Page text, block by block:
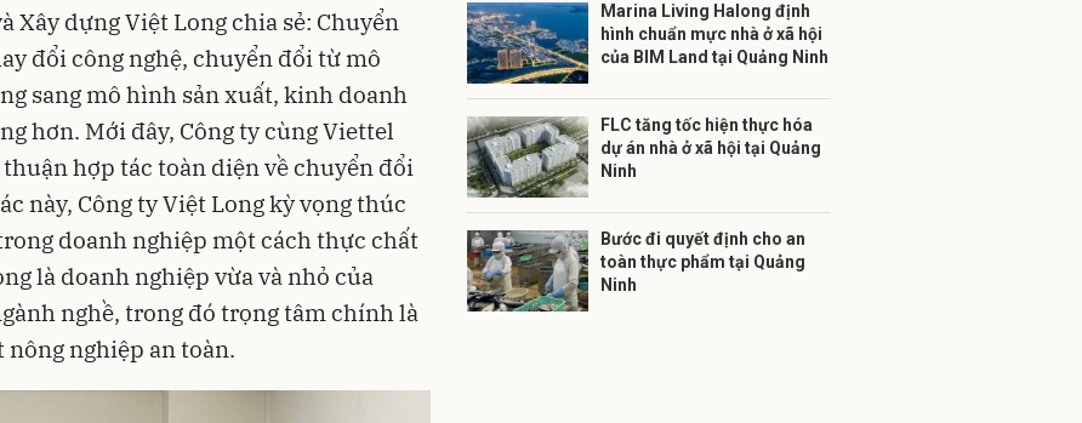
Xây dựng Việt Long chia sẻ: Chuyển
đổi công nghệ, chuyển đổi từ mô
sang mô hình sản xuất, kinh doanh
hơn. Mới đây, Công ty cùng Viettel
hợp tác toàn diện về chuyển đổi
này, Công ty Việt Long kỳ vọng thúc
doanh nghiệp một cách thực chất
là doanh nghiệp vừa và nhỏ của
nghề, trong đó trọng tâm chính là
nghiệp an toàn.
Marina Living Halong định
hình chuẩn mực nhà ở xã hội
của BIM Land tại Quảng Ninh
FLC tăng tốc hiện thực hóa
dự án nhà ở xã hội tại Quảng
Ninh
Bước đi quyết định cho an
toàn thực phẩm tại Quảng
Ninh